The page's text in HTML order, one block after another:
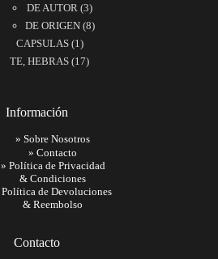
productos
DE AUTOR 33
productos
DE ORIGEN 88
CAPSULAS 11
producto
TE, HEBRAS 1717
Información
» Sobre Nosotros
» Contacto
» Política de Privacidad
& Condiciones
Política de Devoluciones
& Reembolso
Contacto